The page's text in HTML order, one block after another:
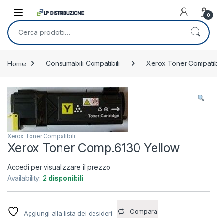
0
Cerca:
Home Consumabili Compatibili Xerox Toner
Xerox Toner Compatibili
Xerox Toner Comp.6130 Yellow
Accedi per visualizzare il prezzo
Availability: 2 disponibili
Aggiungi alla lista dei desideri Compara